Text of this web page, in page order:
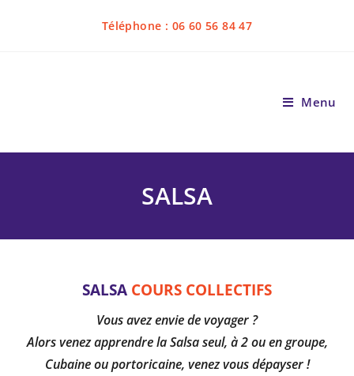
Téléphone : 06 60 56 84 47
Menu
SALSA
SALSA COURS COLLECTIFS
Vous avez envie de voyager ?
Alors venez apprendre la Salsa seul, à 2 ou en groupe,
Cubaine ou portoricaine, venez vous dépayser !